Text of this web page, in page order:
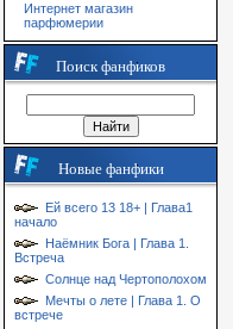
Интернет магазин
парфюмерии
Поиск фанфиков
Новые фанфики
Ей всего 13 18+ | Глава1
начало
Наёмник Бога | Глава 1.
Встреча
Солнце над Чертополохом
Мечты о лете | Глава 1. О
встрече